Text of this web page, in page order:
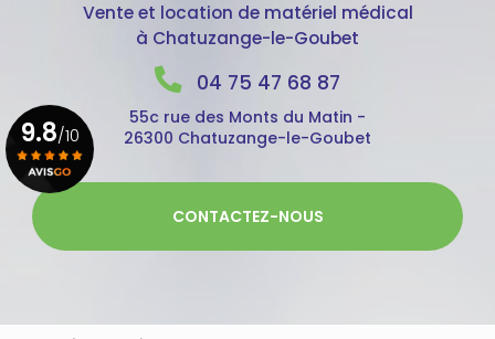
Vente et location de matériel médical
à Chatuzange-le-Goubet
04 75 47 68 87
55c rue des Monts du Matin -
26300 Chatuzange-le-Goubet
CONTACTEZ-NOUS
9.8/10
Voir le certificat